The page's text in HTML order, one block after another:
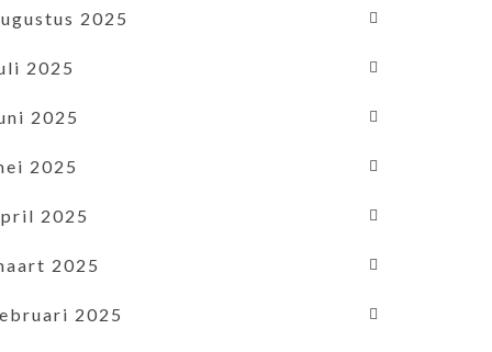
2025
2025
2025
2025
2025
2025
2025